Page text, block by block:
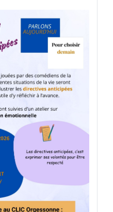
actions dans
"actualité"